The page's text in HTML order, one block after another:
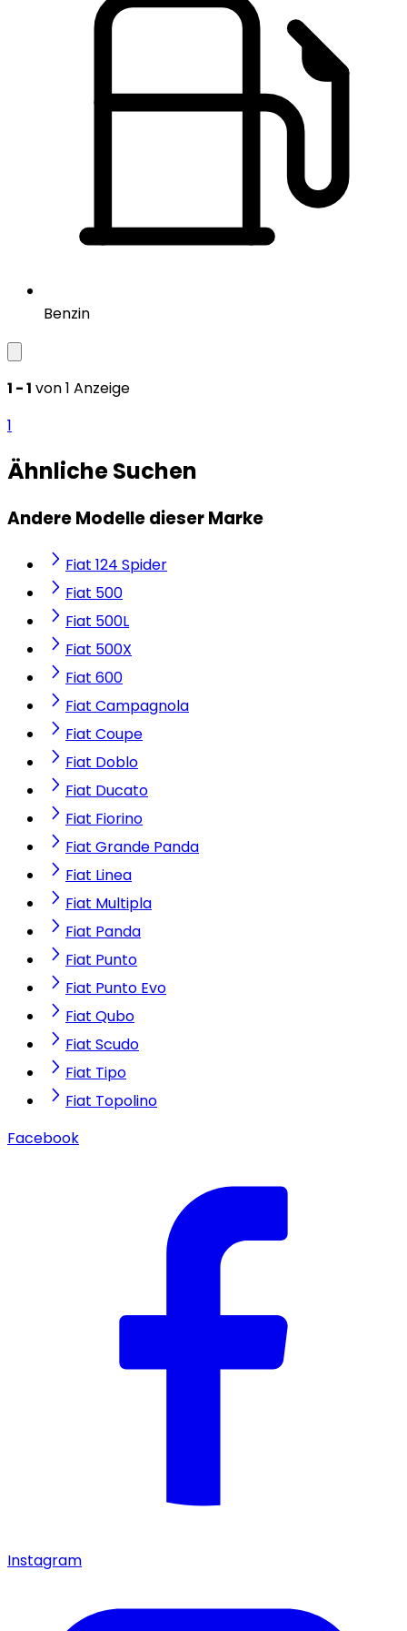
Benzin
1 - 1 von 1 Anzeige
1
Ähnliche Suchen
Andere Modelle dieser Marke
Fiat 124 Spider
Fiat 500
Fiat 500L
Fiat 500X
Fiat 600
Fiat Campagnola
Fiat Coupe
Fiat Doblo
Fiat Ducato
Fiat Fiorino
Fiat Grande Panda
Fiat Linea
Fiat Multipla
Fiat Panda
Fiat Punto
Fiat Punto Evo
Fiat Qubo
Fiat Scudo
Fiat Tipo
Fiat Topolino
Facebook
Instagram